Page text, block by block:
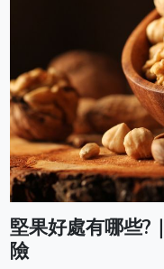
堅果好處有哪些?
險